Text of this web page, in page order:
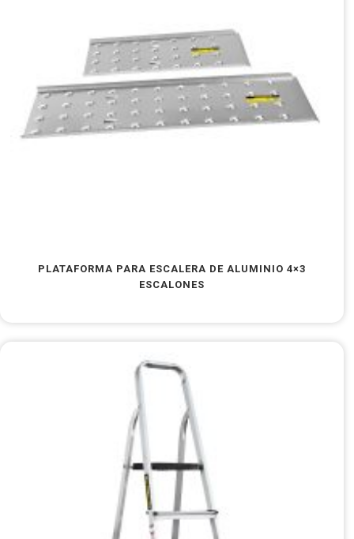
PLATAFORMA PARA ESCALERA DE ALUMINIO 4×3
ESCALONES